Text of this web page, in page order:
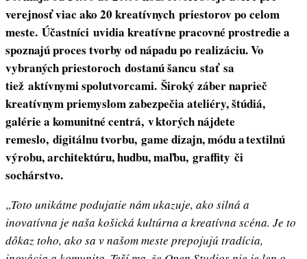
verejnosť viac ako 20 kreatívnych priestorov po celom
meste. Účastníci uvidia kreatívne pracovné prostredie a
spoznajú proces tvorby od nápadu po realizáciu. Vo
vybraných priestoroch dostanú šancu stať sa
tiež aktívnymi spolutvorcami. Široký záber naprieč
kreatívnym priemyslom zabezpečia ateliéry, štúdiá,
galérie a komunitné centrá, v ktorých nájdete
remeslo, digitálnu tvorbu, game dizajn, módu a textilnú
výrobu, architektúru, hudbu, maľbu, graffity či
sochárstvo.
„Toto unikátne podujatie nám ukazuje, ako silná a
inovatívna je naša košická kultúrna a kreatívna scéna. Je to
dôkaz toho, ako sa v našom meste prepojujú tradícia,